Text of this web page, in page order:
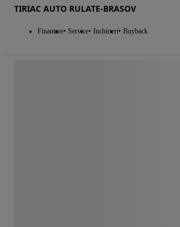
TIRIAC AUTO RULATE-BRASOV
Finantare Service Inchirieri Buyback